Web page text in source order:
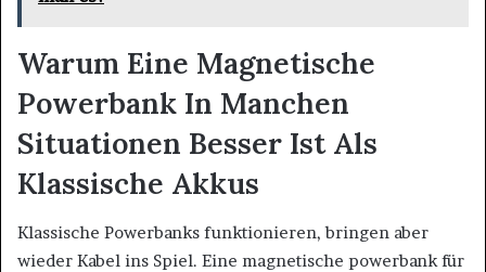
Warum Eine Magnetische
Powerbank In Manchen
Situationen Besser Ist Als
Klassische Akkus
Klassische Powerbanks funktionieren, bringen aber
wieder Kabel ins Spiel. Eine magnetische powerbank für